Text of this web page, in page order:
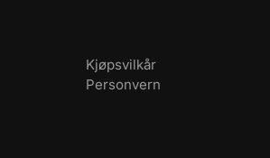
Kjøpsvilkår
Personvern